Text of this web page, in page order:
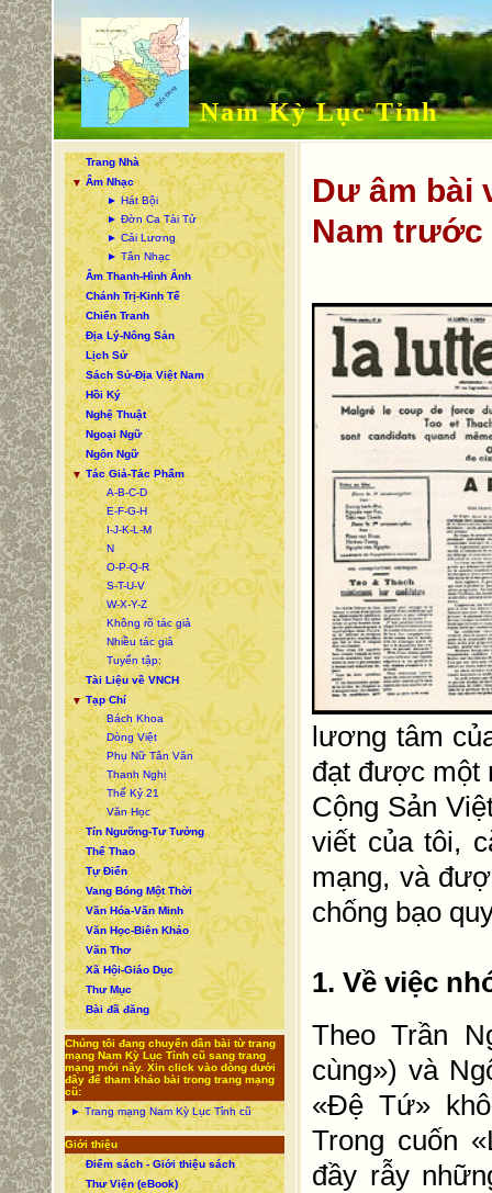
Nam Kỳ Lục Tỉnh
Trang Nhà
▼ Âm Nhạc
► Hát Bội
► Đờn Ca Tài Tử
► Cải Lương
► Tân Nhạc
Âm Thanh-Hình Ảnh
Chánh Trị-Kinh Tế
Chiến Tranh
Địa Lý-Nông Sản
Lịch Sử
Sách Sử-Địa Việt Nam
Hồi Ký
Nghệ Thuật
Ngoại Ngữ
Ngôn Ngữ
▼ Tác Giả-Tác Phẩm
A-B-C-D
E-F-G-H
I-J-K-L-M
N
O-P-Q-R
S-T-U-V
W-X-Y-Z
Không rõ tác giả
Nhiều tác giả
Tuyển tập:
Tài Liệu về VNCH
▼ Tạp Chí
Bách Khoa
Dòng Việt
Phụ Nữ Tân Văn
Thanh Nghị
Thế Kỷ 21
Văn Học
Tín Ngưỡng-Tư Tưởng
Thể Thao
Tự Điển
Vang Bóng Một Thời
Văn Hóa-Văn Minh
Văn Học-Biên Khảo
Văn Thơ
Xã Hội-Giáo Dục
Thư Mục
Bài đã đăng
Chúng tôi đang chuyển dần bài từ trang
mạng Nam Kỳ Lục Tỉnh cũ sang trang
mạng mới nầy. Xin click vào dòng dưới
đây để tham khảo bài trong trang mạng
cũ:
► Trang mạng Nam Kỳ Lục Tỉnh cũ
Giới thiệu
Điểm sách - Giới thiệu sách
Thư Viện (eBook)
Dư âm bài
Nam trước
lương tâm
đạt được một
Cộng Sản
viết của tôi,
mạng, và
chống bạo
1. Về việc
Theo Trần
cùng») và
«Đệ Tứ»
Trong cuốn
đầy rẫy